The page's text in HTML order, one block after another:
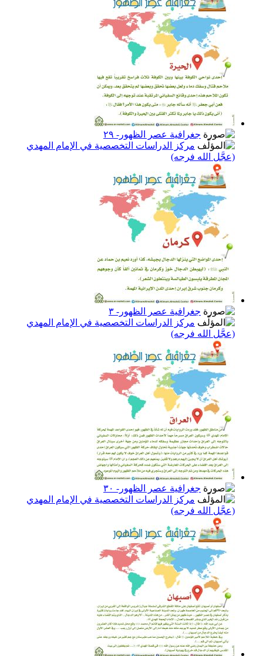
جغرافية عصر الظهور- ٢٩
مركز الدراسات التخصصية في الإمام المهدي
(عجَّل الله فرجه)
جغرافية عصر الظهور- ٣
مركز الدراسات التخصصية في الإمام المهدي
(عجَّل الله فرجه)
جغرافية عصر الظهور- ٣٠
مركز الدراسات التخصصية في الإمام المهدي
(عجَّل الله فرجه)